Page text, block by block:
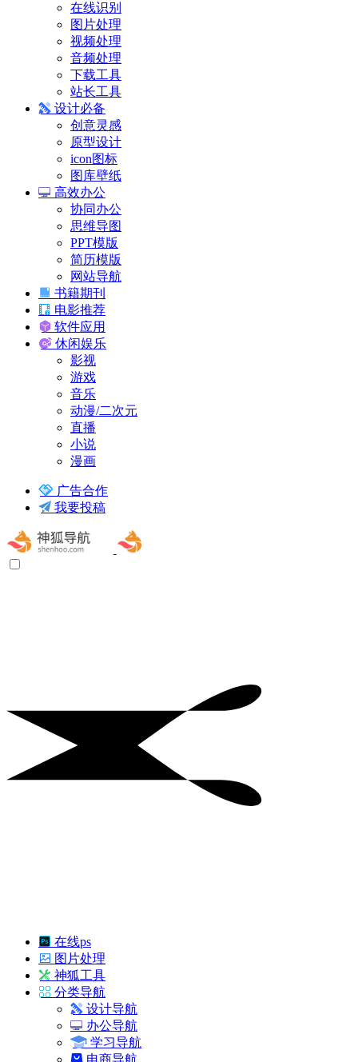
在线识别
图片处理
视频处理
音频处理
下载工具
站长工具
设计必备
创意灵感
原型设计
icon图标
图库壁纸
高效办公
协同办公
思维导图
PPT模版
简历模版
网站导航
书籍期刊
电影推荐
软件应用
休闲娱乐
影视
游戏
音乐
动漫/二次元
直播
小说
漫画
广告合作
我要投稿
在线ps
图片处理
神狐工具
分类导航
设计导航
办公导航
学习导航
电商导航